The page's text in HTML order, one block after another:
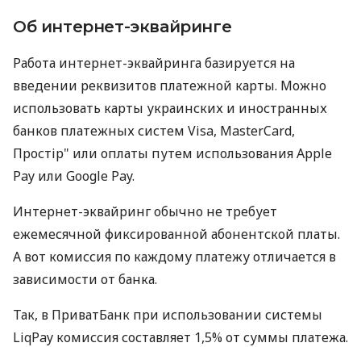
Об интернет-эквайринге
Работа интернет-эквайринга базируется на
введении реквизитов платежной карты. Можно
использовать карты украинских и иностранных
банков платежных систем Visa, MasterCard,
Простір" или оплаты путем использования Apple
Pay или Google Pay.
Интернет-эквайринг обычно не требует
ежемесячной фиксированной абонентской платы.
А вот комиссия по каждому платежу отличается в
зависимости от банка.
Так, в ПриватБанк при использовании системы
LiqPay комиссия составляет 1,5% от суммы платежа.